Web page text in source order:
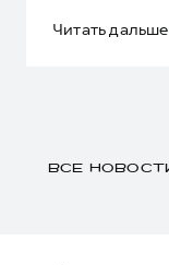
Читать дальше
ВСЕ